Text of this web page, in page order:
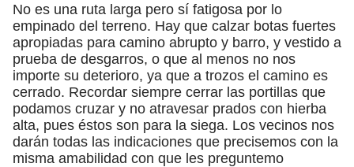
No es una ruta larga pero sí fatigosa por lo
empinado del terreno. Hay que calzar botas fuertes
apropiadas para camino abrupto y barro, y vestido a
prueba de desgarros, o que al menos no nos
importe su deterioro, ya que a trozos el camino es
cerrado. Recordar siempre cerrar las portillas que
podamos cruzar y no atravesar prados con hierba
alta, pues éstos son para la siega. Los vecinos nos
darán todas las indicaciones que precisemos con la
misma amabilidad con que les preguntemo